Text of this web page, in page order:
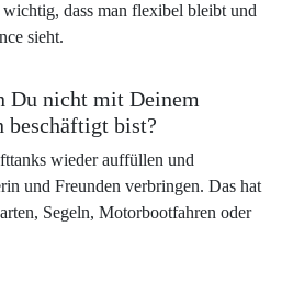
dass man flexibel bleibt und
sieht.
Du nicht mit Deinem
beschäftigt bist?
wieder auffüllen und
und Freunden verbringen. Das hat
Segeln, Motorbootfahren oder